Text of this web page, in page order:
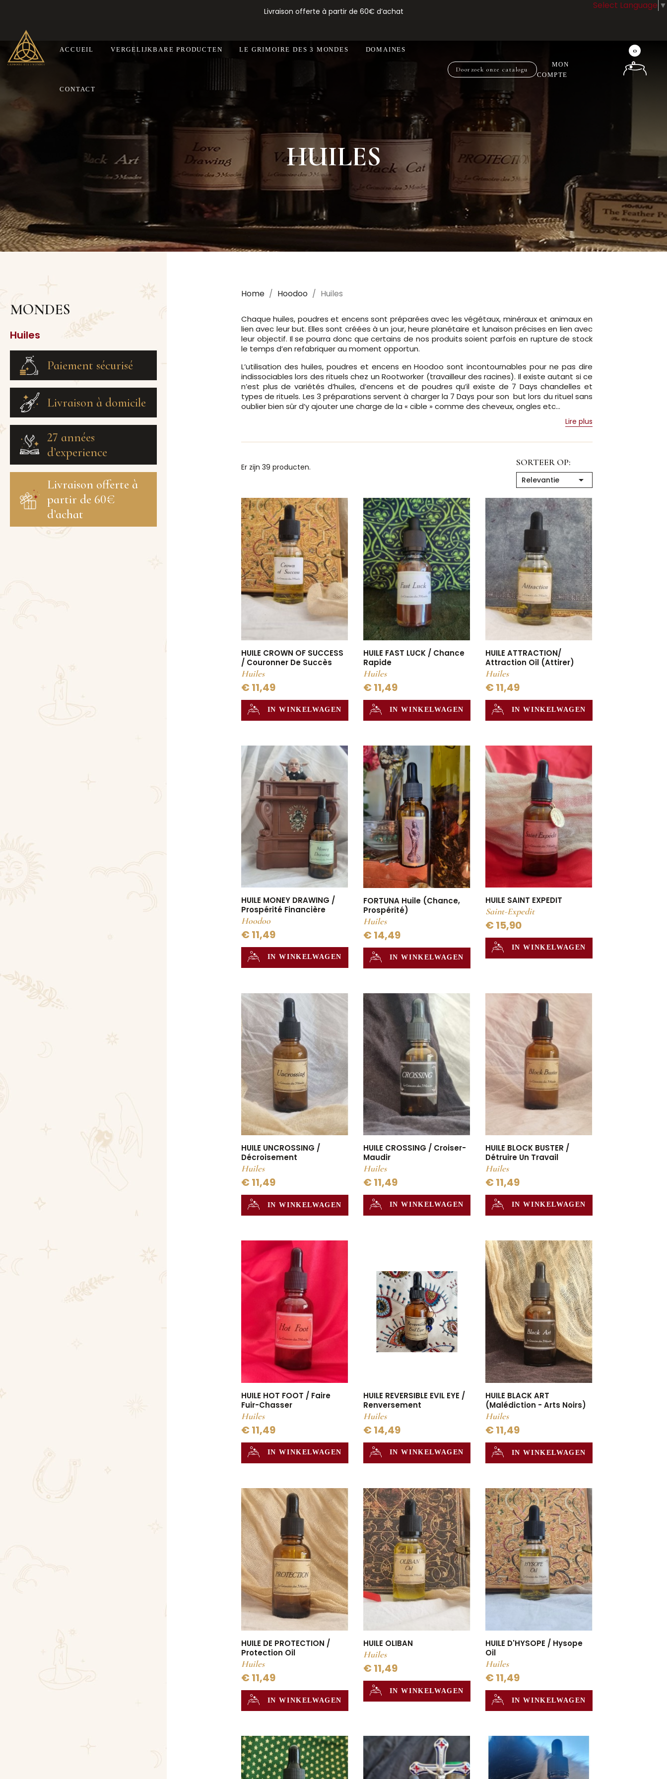
Livraison offerte à partir de 60€ d’achat
ACCUEIL VERGELIJKBARE PRODUCTEN LE GRIMOIRE DES 3 MONDES DOMAINES
CONTACT
MON
COMPTE
0
HUILES
MONDES
Huiles
Paiement sécurisé
Livraison à domicile
27 années
d’experience
Livraison offerte à
partir de 60€
d’achat
Home Hoodoo Huiles
Chaque huiles, poudres et encens sont préparées avec les végétaux, minéraux et animaux en
lien avec leur but. Elles sont créées à un jour, heure planétaire et lunaison précises en lien avec
leur objectif. Il se pourra donc que certains de nos produits soient parfois en rupture de stock
le temps d’en refabriquer au moment opportun.
L’utilisation des huiles, poudres et encens en Hoodoo sont incontournables pour ne pas dire
indissociables lors des rituels chez un Rootworker (travailleur des racines). Il existe autant si ce
n’est plus de variétés d’huiles, d’encens et de poudres qu’il existe de 7 Days chandelles et
types de rituels. Les 3 préparations servent à charger la 7 Days pour son but lors du rituel sans
oublier bien sûr d’y ajouter une charge de la « cible » comme des cheveux, ongles etc...
Lire plus
Er zijn 39 producten. SORTEER OP:
Relevantie 
HUILE CROWN OF SUCCESS
/ Couronner De Succès
Huiles
€ 11,49
IN WINKELWAGEN
HUILE FAST LUCK / Chance
Rapide
Huiles
€ 11,49
IN WINKELWAGEN
HUILE ATTRACTION/
Attraction Oil (Attirer)
Huiles
€ 11,49
IN WINKELWAGEN
HUILE MONEY DRAWING /
Prospérité Financière
Hoodoo
€ 11,49
IN WINKELWAGEN
FORTUNA Huile (Chance,
Prospérité)
Huiles
€ 14,49
IN WINKELWAGEN
HUILE SAINT EXPEDIT
Saint-Expedit
€ 15,90
IN WINKELWAGEN
HUILE UNCROSSING /
Décroisement
Huiles
€ 11,49
IN WINKELWAGEN
HUILE CROSSING / Croiser-
Maudir
Huiles
€ 11,49
IN WINKELWAGEN
HUILE BLOCK BUSTER /
Détruire Un Travail
Huiles
€ 11,49
IN WINKELWAGEN
HUILE HOT FOOT / Faire
Fuir-Chasser
Huiles
€ 11,49
IN WINKELWAGEN
HUILE REVERSIBLE EVIL EYE /
Renversement
Huiles
€ 14,49
IN WINKELWAGEN
HUILE BLACK ART
(Malédiction - Arts Noirs)
Huiles
€ 11,49
IN WINKELWAGEN
HUILE DE PROTECTION /
Protection Oil
Huiles
€ 11,49
IN WINKELWAGEN
HUILE OLIBAN
Huiles
€ 11,49
IN WINKELWAGEN
HUILE D'HYSOPE / Hysope
Oil
Huiles
€ 11,49
IN WINKELWAGEN
Select Language ▼